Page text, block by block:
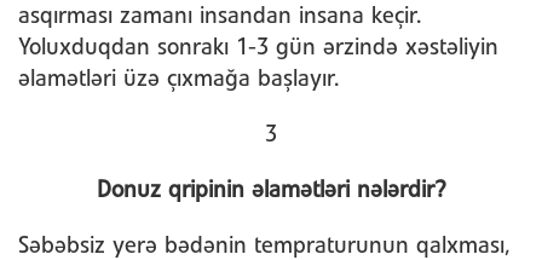
asqırması zamanı insandan insana keçir.
Yoluxduqdan sonrakı 1-3 gün ərzində xəstəliyin
əlamətləri üzə çıxmağa başlayır.
3
Donuz qripinin əlamətləri nələrdir?
Səbəbsiz yerə bədənin tempraturunun qalxması,